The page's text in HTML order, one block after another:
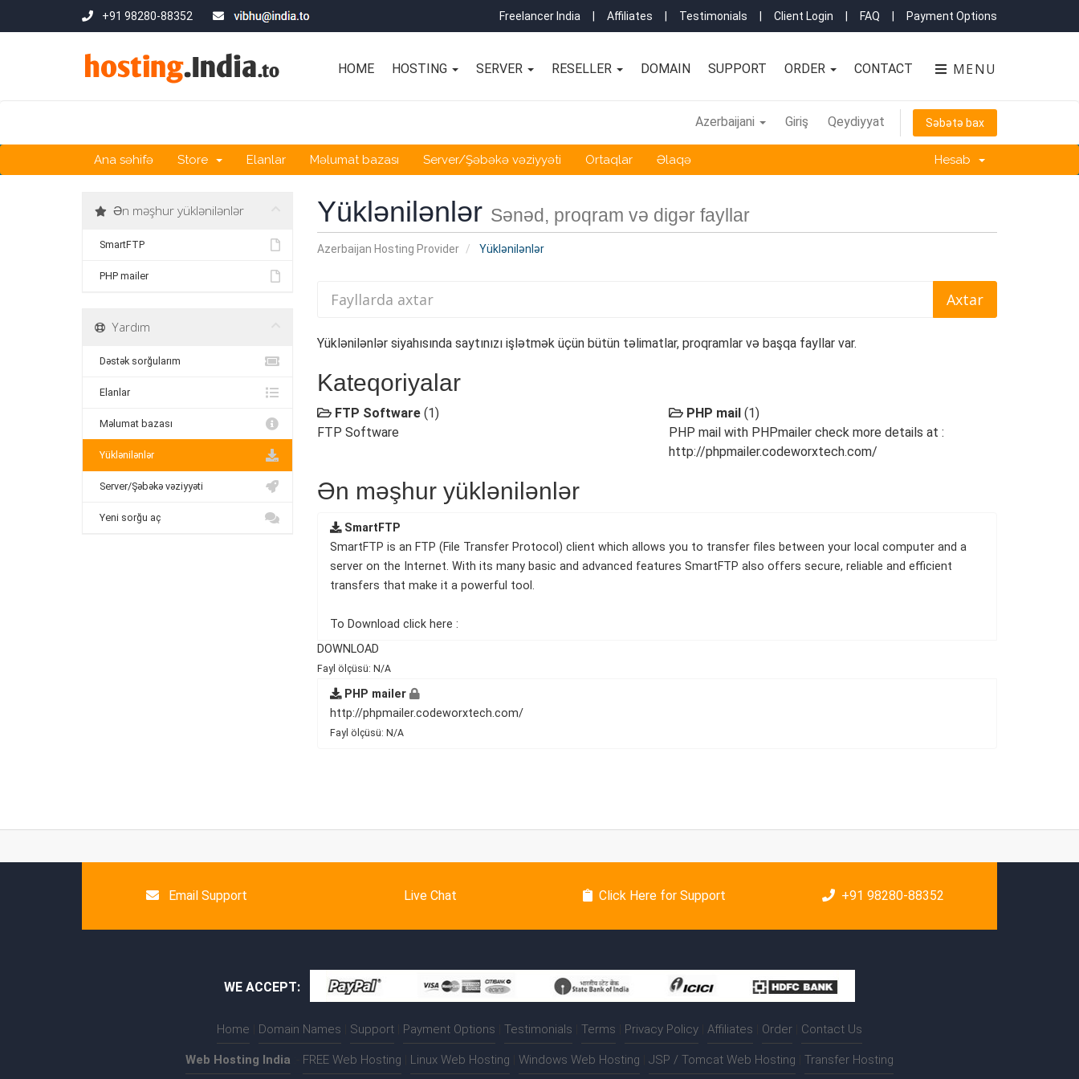
+91 98280-88352 Freelancer India Affiliates Testimonials Client Login FAQ Payment Options
MENU
HOME HOSTING SERVER RESELLER DOMAIN SUPPORT ORDER CONTACT
Azerbaijani Giriş Qeydiyyat Səbətə bax
Ana səhifə Store Elanlar Məlumat bazası Server/Şəbəkə vəziyyəti Ortaqlar Əlaqə Hesab
Yüklənilənlər Sənəd, proqram və digər fayllar
Azerbaijan Hosting Provider Yüklənilənlər
Yüklənilənlər siyahısında saytınızı işlətmək üçün bütün təlimatlar, proqramlar və başqa fayllar var.
Kateqoriyalar
FTP Software (1)
FTP Software
PHP mail (1)
PHP mail with PHPmailer check more details at :
http://phpmailer.codeworxtech.com/
Ən məşhur yüklənilənlər
SmartFTP
SmartFTP is an FTP (File Transfer Protocol) client which allows you to transfer files between your local computer and a
server on the Internet. With its many basic and advanced features SmartFTP also offers secure, reliable and efficient
transfers that make it a powerful tool.
To Download click here :
DOWNLOAD
Fayl ölçüsü: N/A
PHP mailer
http://phpmailer.codeworxtech.com/
Fayl ölçüsü: N/A
Ən məşhur yüklənilənlər
SmartFTP
PHP mailer
Yardım
Dəstək sorğularım
Elanlar
Məlumat bazası
Yüklənilənlər
Server/Şəbəkə vəziyyəti
Yeni sorğu aç
Email Support Live Chat Click Here for Support +91 98280-88352
WE ACCEPT:
Home Domain Names Support Payment Options Testimonials Terms Privacy Policy Affiliates Order Contact Us
Web Hosting India FREE Web Hosting Linux Web Hosting Windows Web Hosting JSP / Tomcat Web Hosting Transfer Hosting